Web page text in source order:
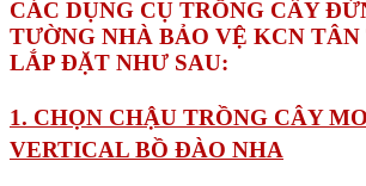
CÁC DỤNG CỤ TRỒNG CÂY
TƯỜNG NHÀ BẢO VỆ KCN
LẮP ĐẶT NHƯ SAU:
1. CHỌN CHẬU TRỒNG CÂY
VERTICAL BỒ ĐÀO NHA